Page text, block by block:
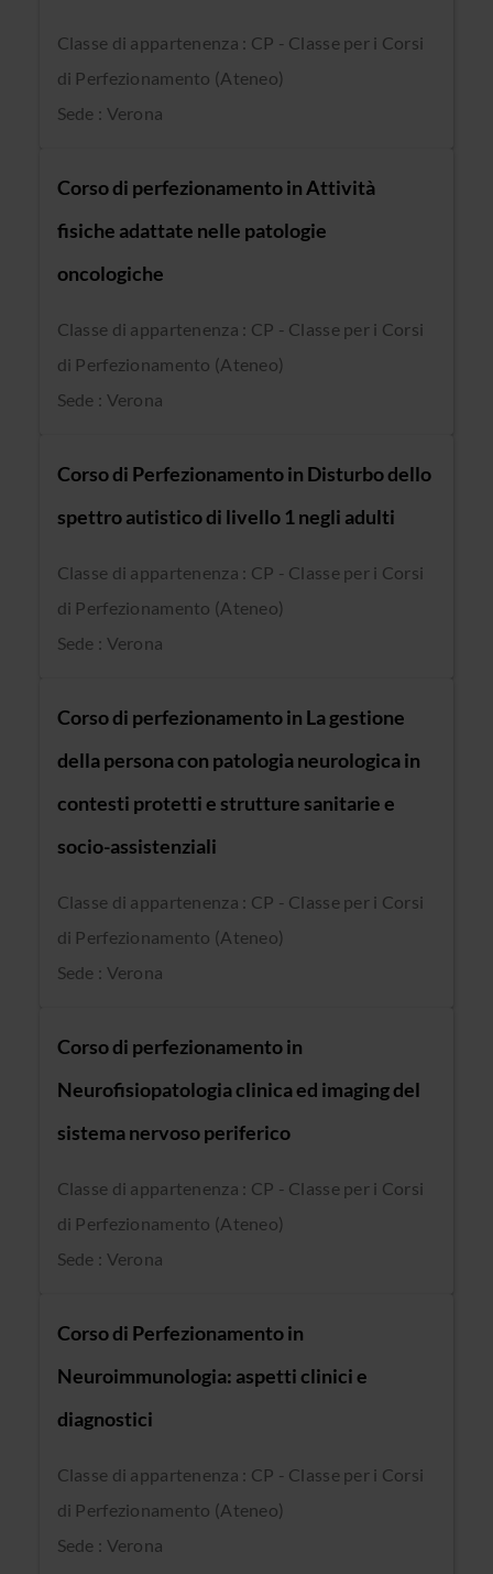
Classe di appartenenza : CP - Classe per i Corsi
di Perfezionamento (Ateneo)
Sede : Verona
Corso di perfezionamento in Attività
fisiche adattate nelle patologie
oncologiche
Classe di appartenenza : CP - Classe per i Corsi
di Perfezionamento (Ateneo)
Sede : Verona
Corso di Perfezionamento in Disturbo dello
spettro autistico di livello 1 negli adulti
Classe di appartenenza : CP - Classe per i Corsi
di Perfezionamento (Ateneo)
Sede : Verona
Corso di perfezionamento in La gestione
della persona con patologia neurologica in
contesti protetti e strutture sanitarie e
socio-assistenziali
Classe di appartenenza : CP - Classe per i Corsi
di Perfezionamento (Ateneo)
Sede : Verona
Corso di perfezionamento in
Neurofisiopatologia clinica ed imaging del
sistema nervoso periferico
Classe di appartenenza : CP - Classe per i Corsi
di Perfezionamento (Ateneo)
Sede : Verona
Corso di Perfezionamento in
Neuroimmunologia: aspetti clinici e
diagnostici
Classe di appartenenza : CP - Classe per i Corsi
di Perfezionamento (Ateneo)
Sede : Verona